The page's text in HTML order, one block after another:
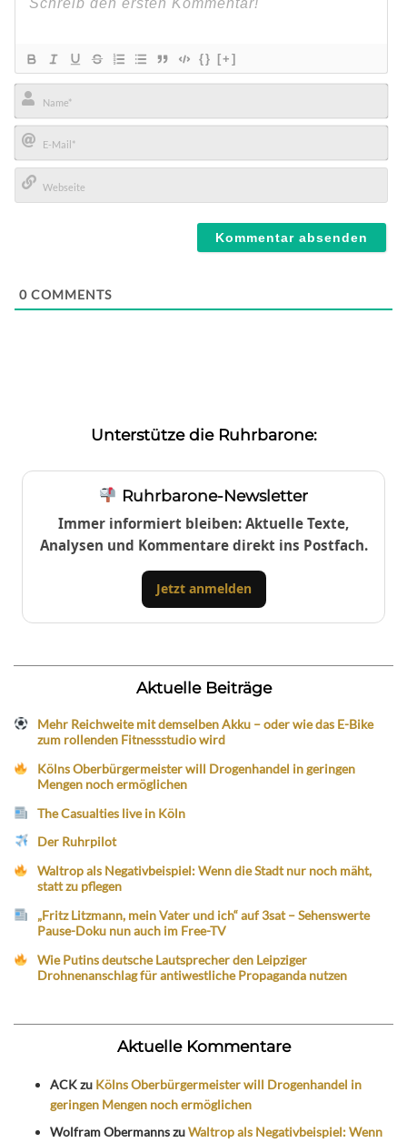
{} [+]
Name*
E-
Mail*
0 COMMENTS
Unterstütze die Ruhrbarone:
Ruhrbarone-Newsletter
Immer informiert bleiben: Aktuelle Texte,
Analysen und Kommentare direkt ins Postfach.
Jetzt anmelden
Aktuelle Beiträge
Mehr Reichweite mit demselben Akku – oder wie das E-Bike
zum rollenden Fitnessstudio wird
Kölns Oberbürgermeister will Drogenhandel in geringen
Mengen noch ermöglichen
The Casualties live in Köln
Der Ruhrpilot
Waltrop als Negativbeispiel: Wenn die Stadt nur noch mäht,
statt zu pflegen
„Fritz Litzmann, mein Vater und ich“ auf 3sat – Sehenswerte
Pause-Doku nun auch im Free-TV
Wie Putins deutsche Lautsprecher den Leipziger
Drohnenanschlag für antiwestliche Propaganda nutzen
Aktuelle Kommentare
ACKzu Kölns Oberbürgermeister will Drogenhandel in
geringen Mengen noch ermöglichen
Wolfram ObermannszuWaltrop als Negativbeispiel: Wenn